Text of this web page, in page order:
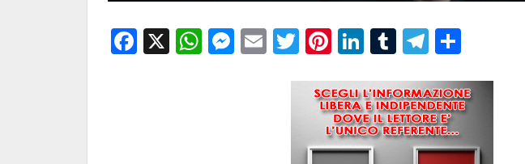
Facebook
X WhatsApp
Messenger
EmailTwitter
Pinterest
LinkedIn
TumblrTelegram